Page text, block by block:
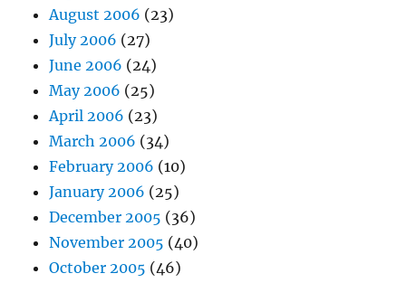
August 2006 (23)
July 2006 (27)
June 2006 (24)
May 2006 (25)
April 2006 (23)
March 2006 (34)
February 2006 (10)
January 2006 (25)
December 2005 (36)
November 2005 (40)
October 2005 (46)